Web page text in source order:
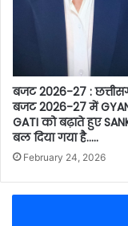
बजट 2026-27 :
बजट 2026-27 में
GATI को बढ़ाते हुए
बल दिया गया है…..
February 24, 2026